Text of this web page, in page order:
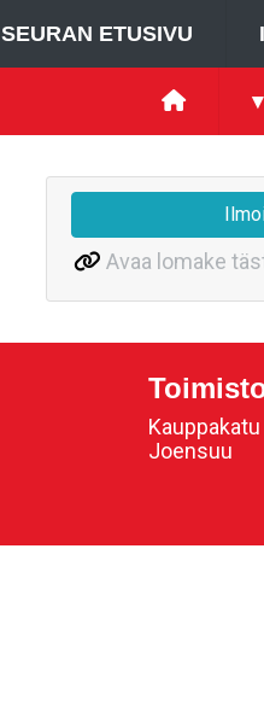
SEURAN ETUSIVU
▾
Avaa lomake
Joensuu